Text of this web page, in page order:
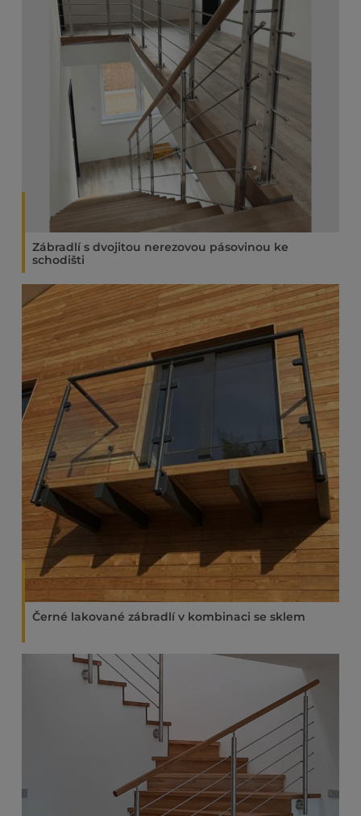
Zábradlí s dvojitou nerezovou pásovinou ke
schodišti
Černé lakované zábradlí v kombinaci se sklem